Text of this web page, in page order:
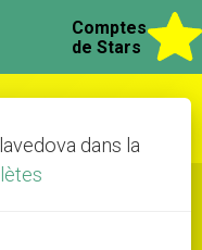
Comptes
de Stars
dans la